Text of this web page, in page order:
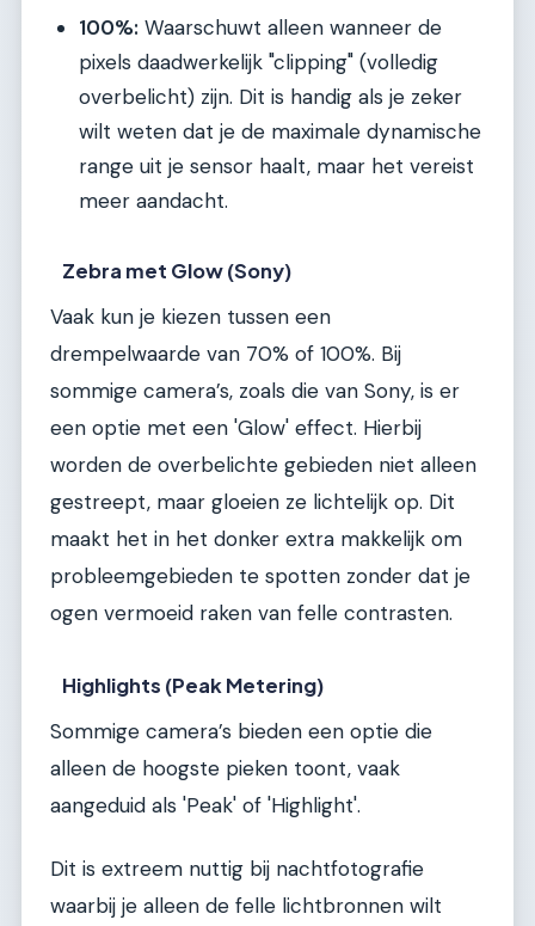
100%: Waarschuwt alleen wanneer de
pixels daadwerkelijk "clipping" (volledig
overbelicht) zijn. Dit is handig als je zeker
wilt weten dat je de maximale dynamische
range uit je sensor haalt, maar het vereist
meer aandacht.
Zebra met Glow (Sony)
Vaak kun je kiezen tussen een
drempelwaarde van 70% of 100%. Bij
sommige camera’s, zoals die van Sony, is er
een optie met een 'Glow' effect. Hierbij
worden de overbelichte gebieden niet alleen
gestreept, maar gloeien ze lichtelijk op. Dit
maakt het in het donker extra makkelijk om
probleemgebieden te spotten zonder dat je
ogen vermoeid raken van felle contrasten.
Highlights (Peak Metering)
Sommige camera’s bieden een optie die
alleen de hoogste pieken toont, vaak
aangeduid als 'Peak' of 'Highlight'.
Dit is extreem nuttig bij nachtfotografie
waarbij je alleen de felle lichtbronnen wilt